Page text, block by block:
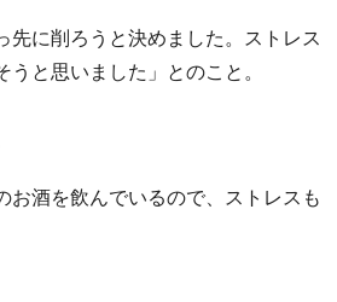
に削ろうと決めました。ストレス
と思いました」とのこと。
お酒を飲んでいるので、ストレスも